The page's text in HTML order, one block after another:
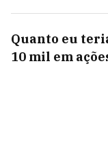
Quanto eu
10 mil em